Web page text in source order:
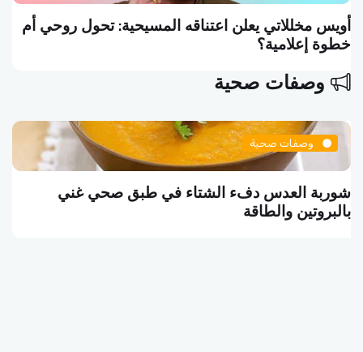
أويس مخللاتي يعلن اعتناقه المسيحية: تحول روحي أم
خطوة إعلامية؟
وصفات صحية
وصفات صحية
شوربة العدس دفء الشتاء في طبق صحي غني
بالبروتين والطاقة